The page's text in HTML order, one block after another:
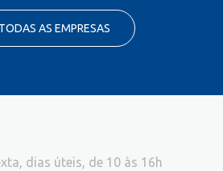
AS EMPRESAS
dias úteis, de 10 às 16h